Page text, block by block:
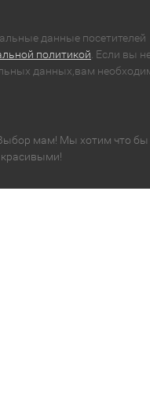
данные посетителей
политикой . Если вы
данных,вам
мам! Мы хотим что бы